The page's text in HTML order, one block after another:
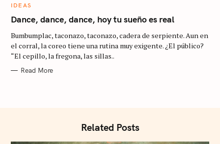
C
T
E
O
R
I
E
IDEAS
Dance, dance, dance, hoy tu sueño es real
Bumbumplac, taconazo, taconazo, cadera de serpiente. Aun en
el corral, la coreo tiene una rutina muy exigente. ¿El público?
“El cepillo, la fregona, las sillas..
Read More
Related Posts